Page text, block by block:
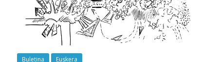
Buletina Euskera